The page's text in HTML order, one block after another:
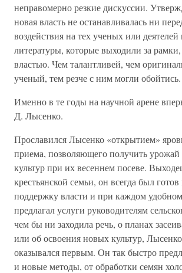
неправомерно резкие дискуссии.
новая власть не останавливалась ни
воздействия на тех ученых или деятелей
литературы, которые выходили за
властью. Чем талантливей, чем
ученый, тем резче с ним могли обойтись.
Именно в те годы на научной арене
Д. Лысенко.
Прославился Лысенко «открытием»
приема, позволяющего получить
культур при их весеннем посеве.
крестьянской семьи, он всегда был
поддержку власти и при каждом
предлагал услуги руководителям
чем бы ни заходила речь, о планах
или об освоения новых культур, Лысенко
оказывался первым. Он так быстро
и новые методы, от обработки семян